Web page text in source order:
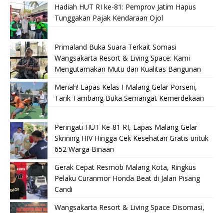
Hadiah HUT RI ke-81: Pemprov Jatim Hapus
Tunggakan Pajak Kendaraan Ojol
Primaland Buka Suara Terkait Somasi
Wangsakarta Resort & Living Space: Kami
Mengutamakan Mutu dan Kualitas Bangunan
Meriah! Lapas Kelas I Malang Gelar Porseni,
Tarik Tambang Buka Semangat Kemerdekaan
Peringati HUT Ke-81 RI, Lapas Malang Gelar
Skrining HIV Hingga Cek Kesehatan Gratis untuk
652 Warga Binaan
Gerak Cepat Resmob Malang Kota, Ringkus
Pelaku Curanmor Honda Beat di Jalan Pisang
Candi
Wangsakarta Resort & Living Space Disomasi,